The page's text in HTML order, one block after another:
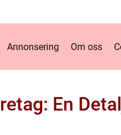
Annonsering Om oss
En